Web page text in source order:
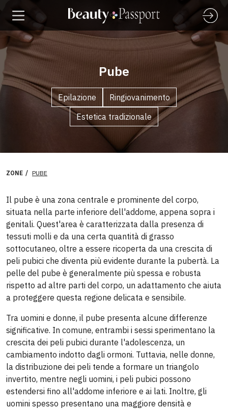
Pube
Epilazione
Ringiovanimento
Estetica tradizionale
ZONE PUBE
Il pube è una zona centrale e prominente del corpo,
situata nella parte inferiore dell'addome, appena sopra i
genitali. Quest'area è caratterizzata dalla presenza di
tessuti molli e da una certa quantità di grasso
sottocutaneo, oltre a essere ricoperta da una crescita di
peli pubici che diventa più evidente durante la pubertà. La
pelle del pube è generalmente più spessa e robusta
rispetto ad altre parti del corpo, un adattamento che aiuta
a proteggere questa regione delicata e sensibile.
Tra uomini e donne, il pube presenta alcune differenze
significative. In comune, entrambi i sessi sperimentano la
crescita dei peli pubici durante l'adolescenza, un
cambiamento indotto dagli ormoni. Tuttavia, nelle donne,
la distribuzione dei peli tende a formare un triangolo
invertito, mentre negli uomini, i peli pubici possono
estendersi fino all'addome inferiore e ai lati. Inoltre, gli
uomini spesso presentano una maggiore densità e